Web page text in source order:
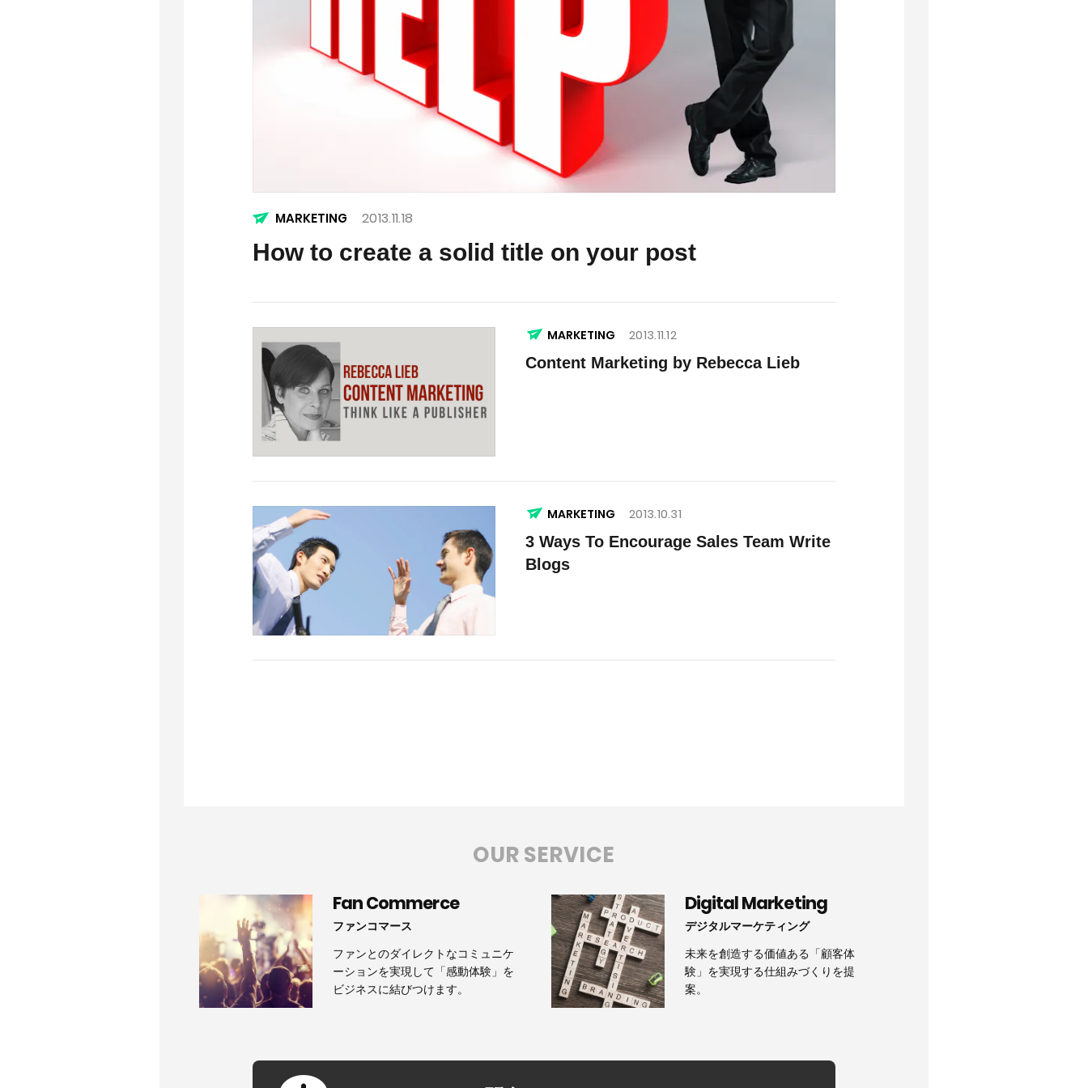
MARKETING 2013.11.18
How to create a solid title on your post
MARKETING 2013.11.12
Content Marketing by Rebecca Lieb
MARKETING 2013.10.31
3 Ways To Encourage Sales Team Write
Blogs
OUR SERVICE
Fan Commerce
ファンコマース
ファンとのダイレクトなコミュニケ
ーションを実現して「感動体験」を
ビジネスに結びつけます。
Digital Marketing
デジタルマーケティング
未来を創造する価値ある「顧客体
験」を実現する仕組みづくりを提
案。